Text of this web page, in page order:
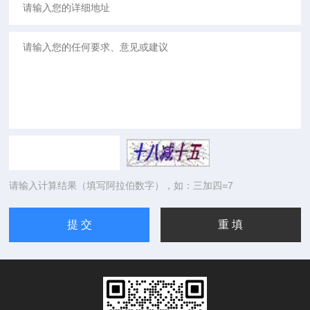
请输入计算结果（填写阿拉伯数字），如：三加四=7